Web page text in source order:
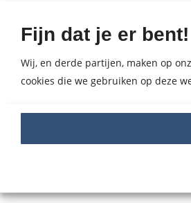
Fijn dat je er bent!
Wij, en derde partijen, maken op
cookies die we gebruiken op deze